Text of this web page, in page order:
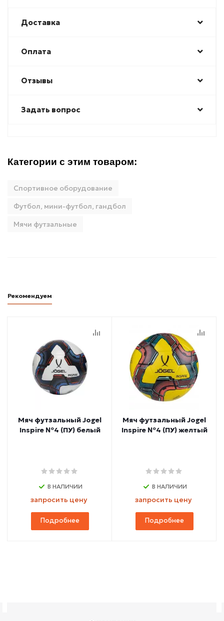
Доставка
Оплата
Отзывы
Задать вопрос
Категории с этим товаром:
Спортивное оборудование
Футбол, мини-футбол, гандбол
Мячи футзальные
Рекомендуем
Мяч футзальный Jogel
Inspire №4 (ПУ) белый
В НАЛИЧИИ
запросить цену
Подробнее
Мяч футзальный Jogel
Inspire №4 (ПУ) желтый
В НАЛИЧИИ
запросить цену
Подробнее